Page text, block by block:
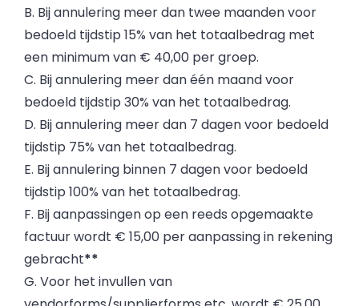
B. Bij annulering meer dan twee maanden voor
bedoeld tijdstip 15% van het totaalbedrag met
een minimum van € 40,00 per groep.
C. Bij annulering meer dan één maand voor
bedoeld tijdstip 30% van het totaalbedrag.
D. Bij annulering meer dan 7 dagen voor bedoeld
tijdstip 75% van het totaalbedrag.
E. Bij annulering binnen 7 dagen voor bedoeld
tijdstip 100% van het totaalbedrag.
F. Bij aanpassingen op een reeds opgemaakte
factuur wordt € 15,00 per aanpassing in rekening
gebracht**
G. Voor het invullen van